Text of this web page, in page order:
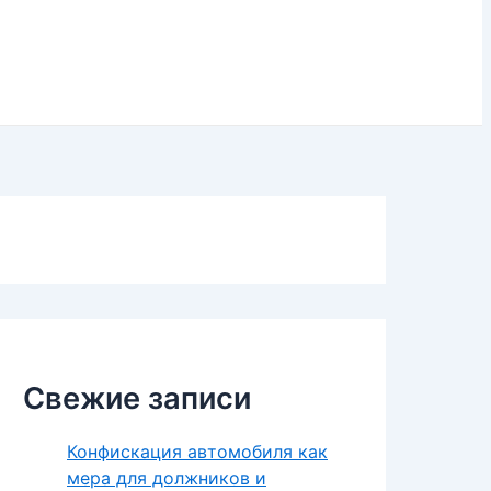
Свежие записи
Конфискация автомобиля как
мера для должников и